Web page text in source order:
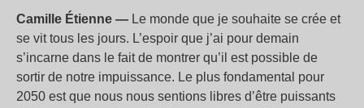
Camille Étienne — Le monde que je souhaite se crée et
se vit tous les jours. L’espoir que j’ai pour demain
s’incarne dans le fait de montrer qu’il est possible de
sortir de notre impuissance. Le plus fondamental pour
2050 est que nous nous sentions libres d’être puissants